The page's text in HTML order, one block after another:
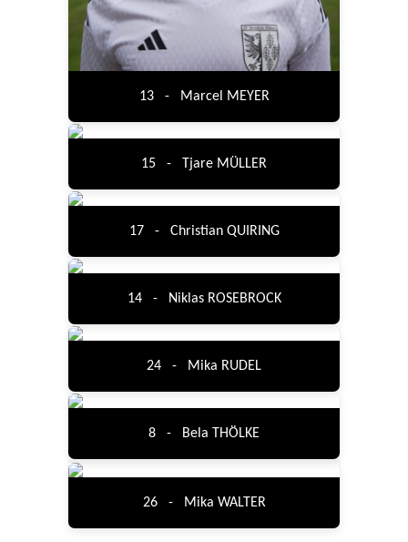
13 - Marcel MEYER
15 - Tjare MÜLLER
17 - Christian QUIRING
14 - Niklas ROSEBROCK
24 - Mika RUDEL
8 - Bela THÖLKE
26 - Mika WALTER